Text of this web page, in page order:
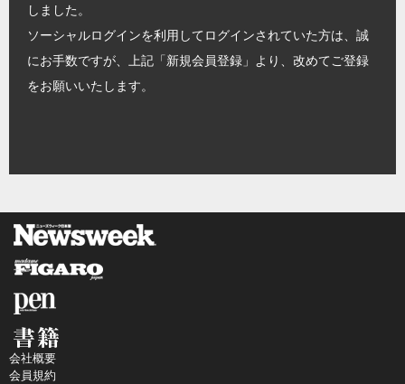
しました。
ソーシャルログインを利用してログインされていた方は、誠
にお手数ですが、上記「新規会員登録」より、改めてご登録
をお願いいたします。
会社概要
会員規約